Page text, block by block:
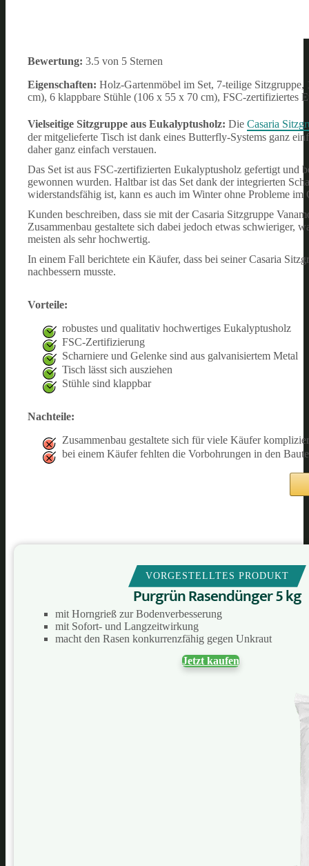
Bewertung: 3.5 von 5 Sternen
Eigenschaften: Holz-Gartenmöbel im Set, 7-teilige
cm), 6 klappbare Stühle (106 x 55 x 70 cm), FSC-zertifiziertes
Vielseitige Sitzgruppe aus Eukalyptusholz: Die Casaria
der mitgelieferte Tisch ist dank eines Butterfly-Systems ganz
daher ganz einfach verstauen.
Das Set ist aus FSC-zertifizierten Eukalyptusholz gefertigt und
gewonnen wurden. Haltbar ist das Set dank der integrierten
widerstandsfähig ist, kann es auch im Winter ohne Probleme
Kunden beschreiben, dass sie mit der Casaria Sitzgruppe
Zusammenbau gestaltete sich dabei jedoch etwas schwieriger,
meisten als sehr hochwertig.
In einem Fall berichtete ein Käufer, dass bei seiner Casaria
nachbessern musste.
Vorteile:
robustes und qualitativ hochwertiges Eukalyptusholz
FSC-Zertifizierung
Scharniere und Gelenke sind aus galvanisiertem Metal
Tisch lässt sich ausziehen
Stühle sind klappbar
Nachteile:
Zusammenbau gestaltete sich für viele Käufer
bei einem Käufer fehlten die Vorbohrungen in den
VORGESTELLTES PRODUKT
Purgrün Rasendünger 5 kg
mit Horngrieß zur Bodenverbesserung
mit Sofort- und Langzeitwirkung
macht den Rasen konkurrenzfähig gegen Unkraut
Jetzt kaufen